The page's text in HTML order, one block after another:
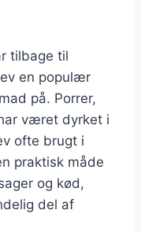
tilbage til
en populær
på. Porrer,
været dyrket i
ofte brugt i
praktisk måde
og kød,
del af